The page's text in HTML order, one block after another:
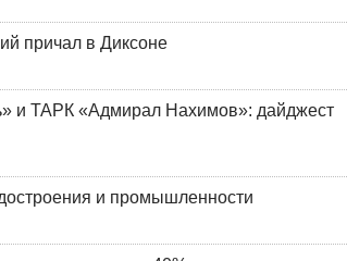
причал в Диксоне
и ТАРК «Адмирал Нахимов»: дайджест
и промышленности